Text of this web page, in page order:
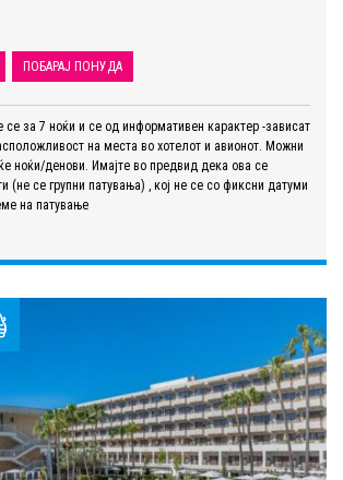
ПОБАРАЈ ПОНУДА
за 7 ноќи и се од информативен карактер -зависат
на места во хотелот и авионот. Можни
ноќи/денови. Имајте во предвид дека ова се
(не се групни патувања) , кој не се со фиксни датуми
на патување